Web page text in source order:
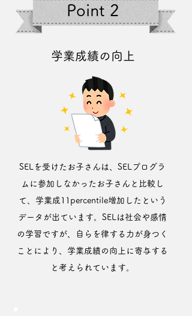
Point 2
学業成績の向上
SELを受けたお子さんは、 SELプログラ
ムに参加しなかったお子さんと比較し
て、学業成11percentile増加したという
データが出ています。SELは社会や感情
の学習ですが、自らを律する力が身つく
ことにより、学業成績の向上に寄与する
と考えられています。